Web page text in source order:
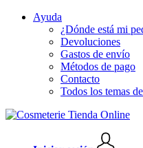
Ayuda
¿Dónde está mi
Devoluciones
Gastos de envío
Métodos de pago
Contacto
Todos los temas